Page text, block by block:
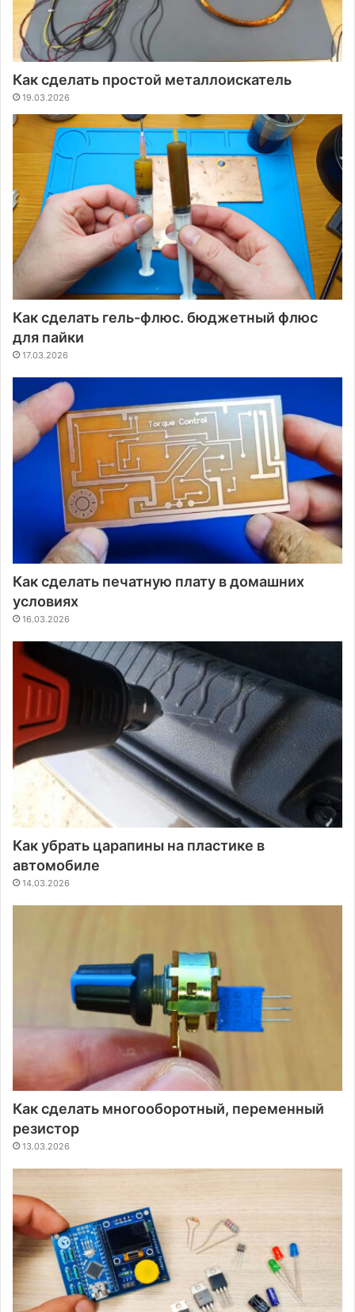
Как сделать простой металлоискатель
19.03.2026
Как сделать гель-флюс. бюджетный флюс
для пайки
17.03.2026
Как сделать печатную плату в домашних
условиях
16.03.2026
Как убрать царапины на пластике в
автомобиле
14.03.2026
Как сделать многооборотный, переменный
резистор
13.03.2026